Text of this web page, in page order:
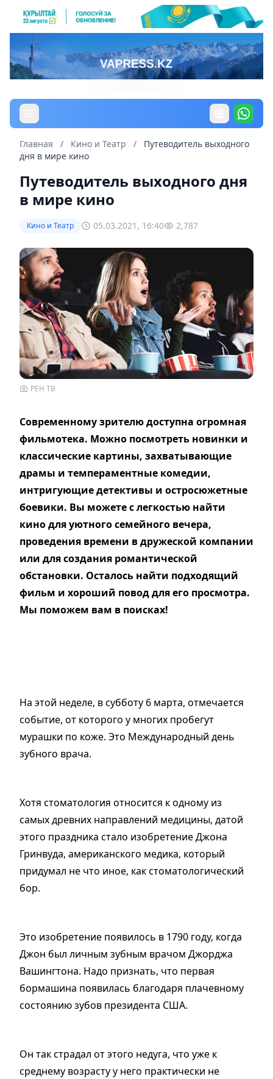
Главная / Кино и Театр /
Путеводитель выходного
дня в мире кино
Путеводитель выходного дня
в мире кино
Кино и Театр 05.03.2021, 16:40 2,787
РЕН ТВ
Современному зрителю доступна огромная
фильмотека. Можно посмотреть новинки и
классические картины, захватывающие
драмы и темпераментные комедии,
интригующие детективы и остросюжетные
боевики. Вы можете с легкостью найти
кино для уютного семейного вечера,
проведения времени в дружеской компании
или для создания романтической
обстановки. Осталось найти подходящий
фильм и хороший повод для его просмотра.
Мы поможем вам в поисках!
На этой неделе, в субботу 6 марта, отмечается
событие, от которого у многих пробегут
мурашки по коже. Это Международный день
зубного врача.
Хотя стоматология относится к одному из
самых древних направлений медицины, датой
этого праздника стало изобретение Джона
Гринвуда, американского медика, который
придумал не что иное, как стоматологический
бор.
Это изобретение появилось в 1790 году, когда
Джон был личным зубным врачом Джорджа
Вашингтона. Надо признать, что первая
бормашина появилась благодаря плачевному
состоянию зубов президента США.
Он так страдал от этого недуга, что уже к
среднему возрасту у него практически не